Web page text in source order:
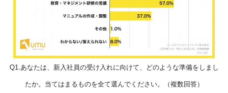
Q1.あなたは、新入社員の受け入れに向けて、どのような準備をしまし
たか。当てはまるものを全て選んでください。（複数回答）